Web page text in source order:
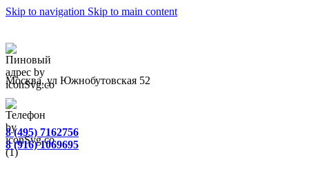
Skip to navigation Skip to main content
Москва, ул Южнобутовская 52
8 (495) 7162756
8 (916) 1069695